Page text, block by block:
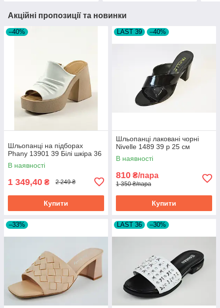
Акційні пропозиції та новинки
–40%
Шльопанці на підборах
Phany 13901 39 Білі шкіра 36
В наявності
1 349,40 ₴ 2 249 ₴
Купити
LAST 39 –40%
Шльопанці лаковані чорні
Nivelle 1489 39 р 25 см
В наявності
810 ₴/пара
1 350 ₴/пара
Купити
–33% LAST 36 –30%